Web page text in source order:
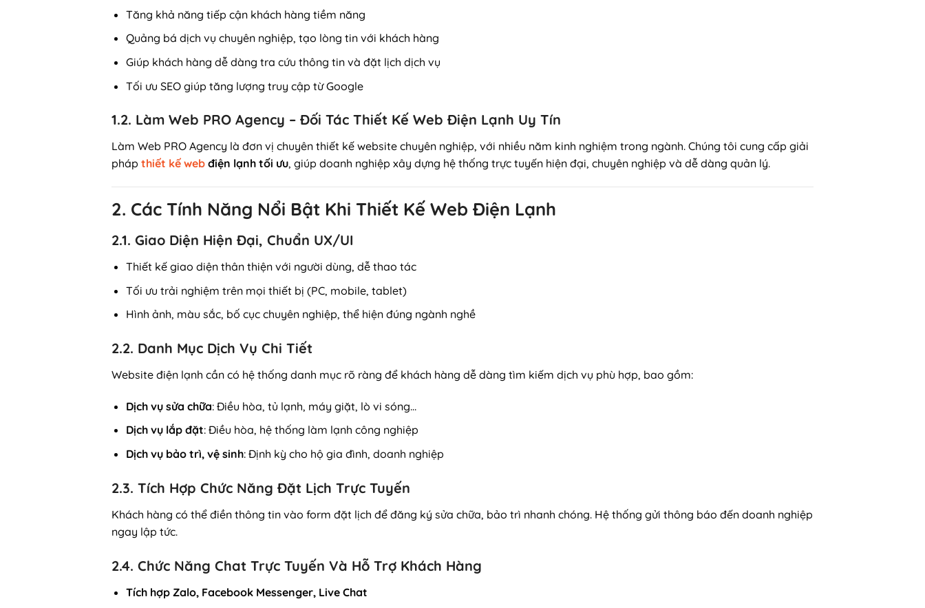
Tăng khả năng tiếp cận khách hàng tiềm năng
Quảng bá dịch vụ chuyên nghiệp, tạo lòng tin với khách hàng
Giúp khách hàng dễ dàng tra cứu thông tin và đặt lịch dịch vụ
Tối ưu SEO giúp tăng lượng truy cập từ Google
1.2. Làm Web PRO Agency – Đối Tác Thiết Kế Web Điện Lạnh Uy Tín
Làm Web PRO Agency là đơn vị chuyên thiết kế website chuyên nghiệp, với nhiều năm kinh nghiệm trong ngành. Chúng tôi cung cấp giải
pháp thiết kế web điện lạnh tối ưu, giúp doanh nghiệp xây dựng hệ thống trực tuyến hiện đại, chuyên nghiệp và dễ dàng quản lý.
2. Các Tính Năng Nổi Bật Khi Thiết Kế Web Điện Lạnh
2.1. Giao Diện Hiện Đại, Chuẩn UX/UI
Thiết kế giao diện thân thiện với người dùng, dễ thao tác
Tối ưu trải nghiệm trên mọi thiết bị (PC, mobile, tablet)
Hình ảnh, màu sắc, bố cục chuyên nghiệp, thể hiện đúng ngành nghề
2.2. Danh Mục Dịch Vụ Chi Tiết
Website điện lạnh cần có hệ thống danh mục rõ ràng để khách hàng dễ dàng tìm kiếm dịch vụ phù hợp, bao gồm:
Dịch vụ sửa chữa: Điều hòa, tủ lạnh, máy giặt, lò vi sóng…
Dịch vụ lắp đặt: Điều hòa, hệ thống làm lạnh công nghiệp
Dịch vụ bảo trì, vệ sinh: Định kỳ cho hộ gia đình, doanh nghiệp
2.3. Tích Hợp Chức Năng Đặt Lịch Trực Tuyến
Khách hàng có thể điền thông tin vào form đặt lịch để đăng ký sửa chữa, bảo trì nhanh chóng. Hệ thống gửi thông báo đến doanh nghiệp
ngay lập tức.
2.4. Chức Năng Chat Trực Tuyến Và Hỗ Trợ Khách Hàng
Tích hợp Zalo, Facebook Messenger, Live Chat